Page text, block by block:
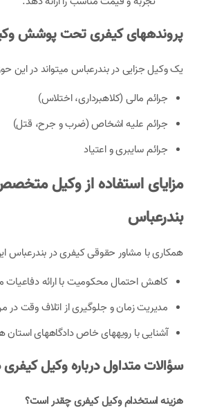
پروندههای کیفری تحت پوشش
یک وکیل جزایی در بندرعباس میتواند در این
جرائم مالی (کلاهبرداری، اختلاس)
جرائم علیه اشخاص (ضرب و جرح، قتل)
جرائم سایبری و اعتیاد
مزایای استفاده از وکیل
بندرعباس
همکاری با مشاور حقوقی کیفری در بندرعباس
کاهش احتمال محکومیت با ارائه دفاعیات
مدیریت زمان و جلوگیری از اتلاف وقت در
آشنایی با رویههای خاص دادگاههای استان
سؤالات متداول درباره وکیل
هزینه استخدام وکیل کیفری چقدر است؟